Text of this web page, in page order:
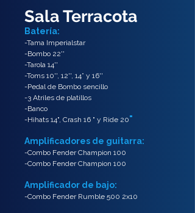
Sala Terracota
Batería:
-Tama Imperialstar
-Bombo 22''
-Tarola 14''
-Toms 10'', 12'', 14” y 16''
-Pedal de Bombo sencillo
-3 Atriles de platillos
-Banco
-Hihats 14", Crash 16 " y Ride 20"
Amplificadores de guitarra:
-Combo Fender Champion 100
-Combo Fender Champion 100
Amplificador de bajo:
-Combo Fender Rumble 500 2x10